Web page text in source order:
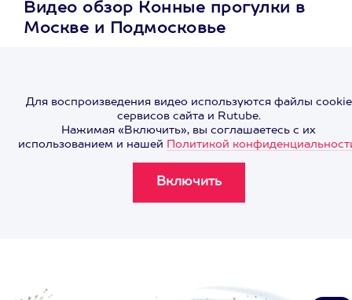
Видео обзор Конные прогулки в
Москве и Подмосковье
Для воспроизведения видео используются файлы cookie
сервисов сайта и Rutube.
Нажимая «Включить», вы соглашаетесь с их
использованием и нашей Политикой